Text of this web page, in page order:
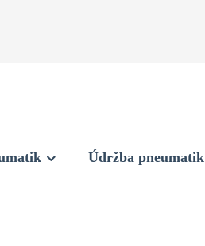
Údržba pneumatik